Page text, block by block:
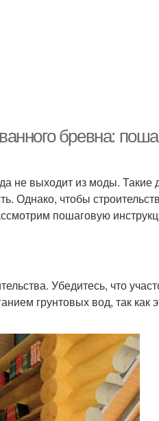
бревна:
не выходит из моды. Такие
Однако, чтобы
пошаговую
Убедитесь, что
грунтовых вод, так как